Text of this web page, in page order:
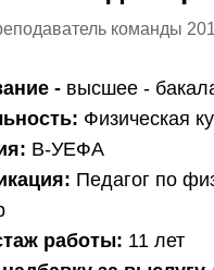
команды
- высшее -
Физическая
В-УЕФА
Педагог по
работы: 11 лет